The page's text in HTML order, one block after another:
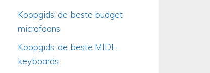
Koopgids: de beste budget
microfoons
Koopgids: de beste MIDI-
keyboards